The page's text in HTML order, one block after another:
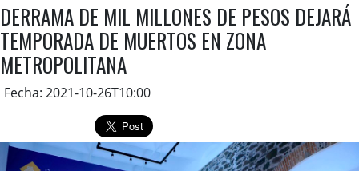
DERRAMA DE MIL MILLONES DE PESOS DEJARÁ
TEMPORADA DE MUERTOS EN ZONA
METROPOLITANA
Fecha: 2021-10-26T10:00